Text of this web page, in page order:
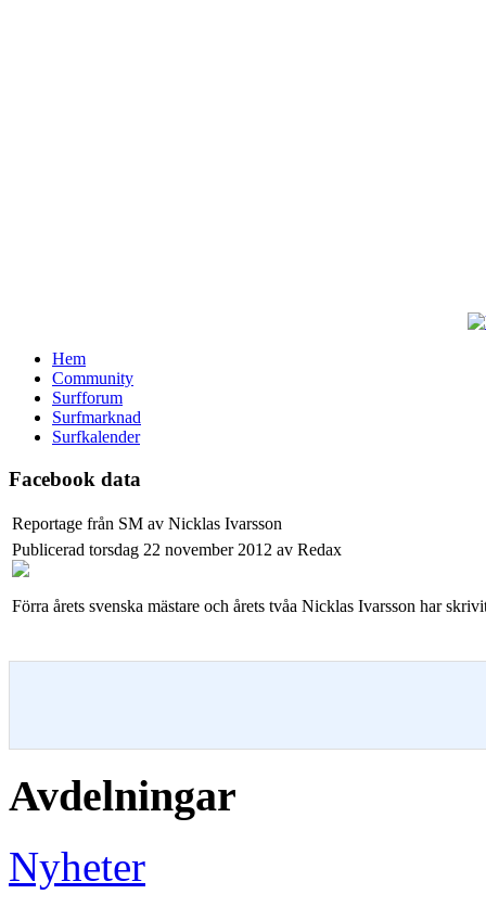
Hem
Community
Surfforum
Surfmarknad
Surfkalender
Facebook data
Reportage från SM av Nicklas Ivarsson
Publicerad torsdag 22 november 2012 av Redax
Förra årets svenska mästare och årets tvåa Nicklas Ivarsson har
Avdelningar
Nyheter